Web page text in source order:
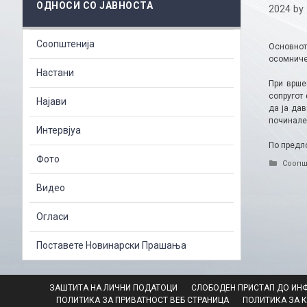
2024 by
При
да ја
По
ОДНОСИ СО ЈАВНОСТА
Соопштенија
Настани
Најави
Интервјуа
Фото
Видео
Огласи
Поставете Новинарски Прашања
ЗАШТИТА НА ЛИЧНИ ПОДАТОЦИ СЛОБОДЕН ПРИСТАП ДО
ПОЛИТИКА ЗА ПРИВАТНОСТ ВЕБ СТРАНИЦА
ПОЛИТИКА ЗА